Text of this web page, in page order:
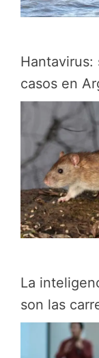
Hantavirus:
casos en
La
son las